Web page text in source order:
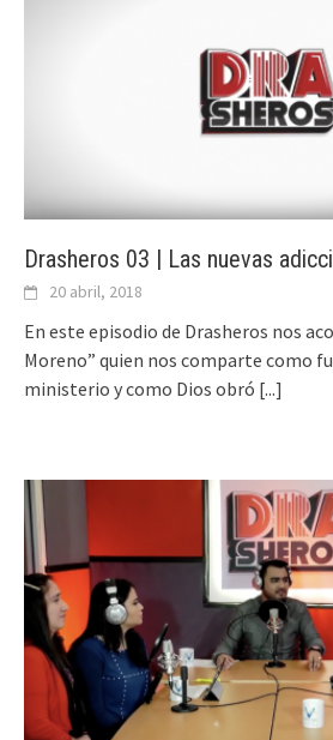
Drasheros 03 | Las nuevas
20 abril, 2018
En este episodio de Drasheros nos
Moreno” quien nos comparte como
ministerio y como Dios obró [...]